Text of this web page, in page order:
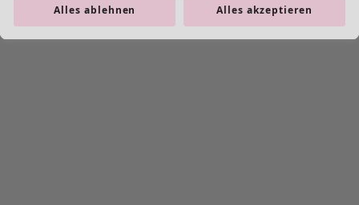
Alles ablehnen Alles akzeptieren